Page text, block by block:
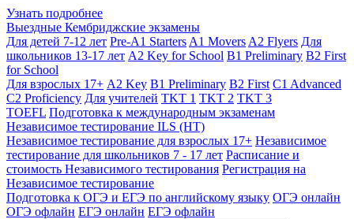
Узнать подробнее
Выездные Кембриджские экзамены
Для детей 7-12 лет Pre-A1 Starters A1 Movers A2 Flyers Для
школьников 13-17 лет A2 Key for School B1 Preliminary B2 First
for School
Для взрослых 17+ A2 Key B1 Preliminary B2 First C1 Advanced
C2 Proficiency Для учителей TKT 1 TKT 2 TKT 3
TOEFL Подготовка к международным экзаменам
Независимое тестирование ILS (НТ)
Независимое тестирование для взрослых 17+ Независимое
тестирование для школьников 7 - 17 лет Расписание и
стоимость Независимого тестирования Регистрация на
Независимое тестирование
Подготовка к ОГЭ и ЕГЭ по английскому языку ОГЭ онлайн
ОГЭ офлайн ЕГЭ онлайн ЕГЭ офлайн